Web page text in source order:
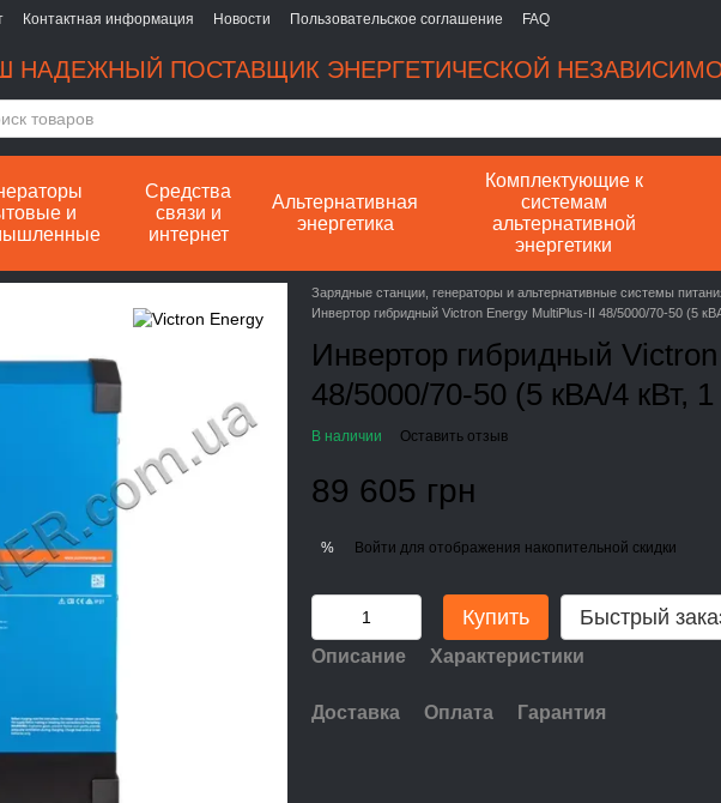
Контактная информация Новости Пользовательское соглашение FAQ
НАДЕЖНЫЙ ПОСТАВЩИК ЭНЕРГЕТИЧЕСКОЙ
и
Средства
связи и
интернет
Альтернативная
энергетика
Комплектующие к
системам
альтернативной
энергетики
Зарядные станции, генераторы и альтернативные системы
Инвертор гибридный Victron Energy MultiPlus-II 48/5000/70-50 (5
Инвертор гибридный
48/5000/70-50 (5 кВА/4 кВт,
В наличии Оставить отзыв
89 605 грн
% Войти для отображения накопительной скидки
Купить Быстрый
Описание Характеристики
Доставка Оплата Гарантия